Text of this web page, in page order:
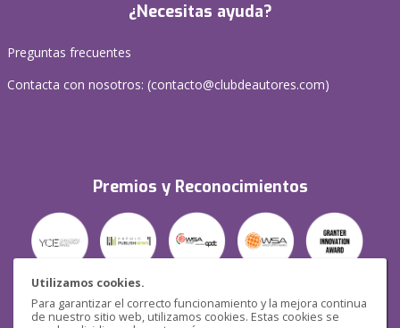
Utilizamos cookies.
Para garantizar el correcto funcionamiento y la mejora continua
de nuestro sitio web, utilizamos cookies. Estas cookies se
¿Necesitas ayuda?
Preguntas frecuentes
Contacta con nosotros: (contacto@clubdeautores.com)
Premios y Reconocimientos
Seguridad